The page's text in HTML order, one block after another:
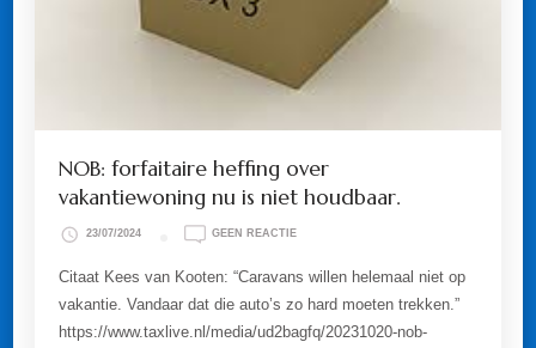
NOB: forfaitaire heffing over
vakantiewoning nu is niet houdbaar.
23/07/2024 GEEN REACTIEOP
FORFAITAIRE
HEFFING
OVER
NU
Citaat Kees van Kooten: “Caravans willen helemaal niet op
vakantie. Vandaar dat die auto’s zo hard moeten trekken.”
https://www.taxlive.nl/media/ud2bagfq/20231020-nob-